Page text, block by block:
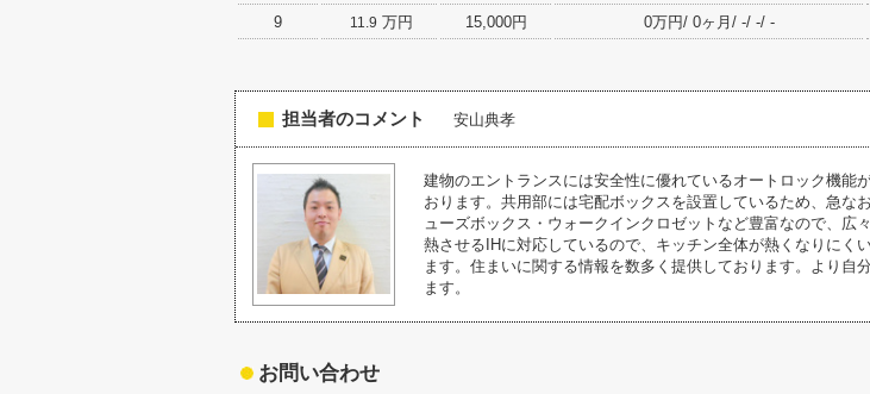
9
11.9 万円 15,000円 0万円/ 0ヶ月/ -/ -/ -
担当者のコメント 安山典孝
建物のエントランスには安全性に優れているオートロック機能
おります。共用部には宅配ボックスを設置しているため、急
ューズボックス・ウォークインクロゼットなど豊富なので、
熱させるIHに対応しているので、キッチン全体が熱くなりにく
ます。住まいに関する情報を数多く提供しております。より
ます。
お問い合わせ